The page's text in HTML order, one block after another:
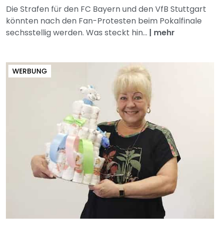
Die Strafen für den FC Bayern und den VfB Stuttgart
könnten nach den Fan-Protesten beim Pokalfinale
sechsstellig werden. Was steckt hin... | mehr
WERBUNG